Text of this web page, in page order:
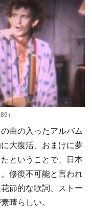
）
曲の入ったアルバム
大復活、おまけに夢
ということで、日本
修復不可能と言われ
節的な歌詞、ストー
晴らしい。